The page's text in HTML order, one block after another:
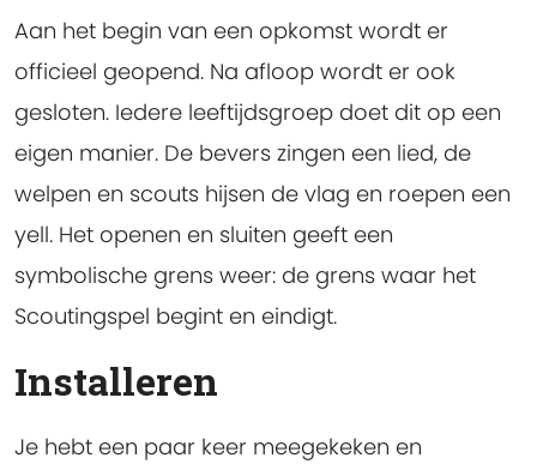
Aan het begin van een opkomst wordt er
officieel geopend. Na afloop wordt er ook
gesloten. Iedere leeftijdsgroep doet dit op een
eigen manier. De bevers zingen een lied, de
welpen en scouts hijsen de vlag en roepen een
yell. Het openen en sluiten geeft een
symbolische grens weer: de grens waar het
Scoutingspel begint en eindigt.
Installeren
Je hebt een paar keer meegekeken en